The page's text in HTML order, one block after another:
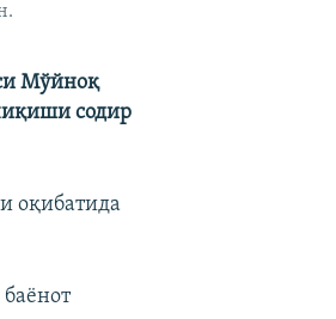
Мўйноқ
содир
оқибатида